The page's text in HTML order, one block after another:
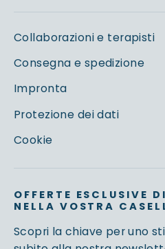
Collaborazioni e terapisti
Consegna e spedizione
Impronta
Protezione dei dati
Cookie
OFFERTE ESCLUSIVE
NELLA VOSTRA
Scopri la chiave per uno